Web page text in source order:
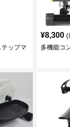
ップマ
¥8,300 (
多機能コ